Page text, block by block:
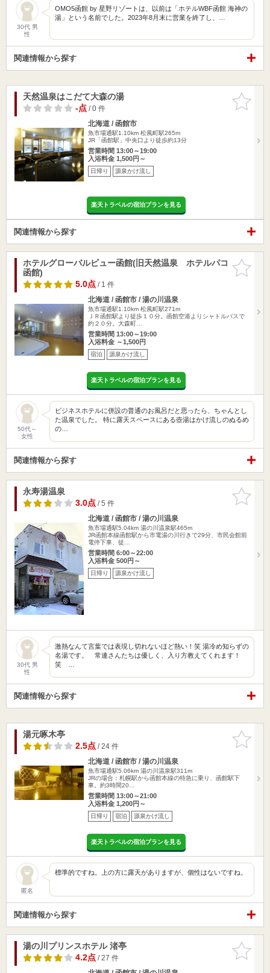
30代 男
性
OMO5函館 by 星野リゾートは、以前は「ホテルWBF函館 海神の
湯」という名前でした。2023年8月末に営業を終了し、…
関連情報から探す
お気に入
りに追加
天然温泉はこだて大森の湯
-点/ 0 件
北海道 / 函館市
魚市場通駅1.10km 松風町駅265m
JR「函館駅」中央口より徒歩約13分
営業時間 13:00～19:00
入浴料金 1,500円～
日帰り 源泉かけ流し
楽天トラベルの宿泊プランを見る
関連情報から探す
お気に入
りに追加
ホテルグローバルビュー函館(旧天然温泉 ホテルパコ
函館)
5.0点/ 1 件
北海道 / 函館市 / 湯の川温泉
魚市場通駅1.10km 松風町駅271m
ＪＲ函館駅より徒歩１０分。函館空港よりシャトルバスで
約２０分。大森町…
営業時間 13:00～19:00
入浴料金 ～1,500円
宿泊 源泉かけ流し
楽天トラベルの宿泊プランを見る
50代～
女性
ビジネスホテルに併設の普通のお風呂だと思ったら、ちゃんとし
た温泉でした。 特に露天スペースにある壺湯はかけ流しのぬるめ
の…
関連情報から探す
お気に入
りに追加
永寿湯温泉
3.0点/ 5 件
北海道 / 函館市 / 湯の川温泉
魚市場通駅5.04km 湯の川温泉駅465m
JR函館本線函館駅から市電湯の川行きで29分、市民会館前
電停下車、徒…
営業時間 6:00～22:00
入浴料金 500円～
日帰り 源泉かけ流し
30代 男
性
激熱なんて言葉では表現し切れないほど熱い！笑 湯冷め知らずの
名湯です。 常連さんたちは優しく、入り方教えてくれます！
笑 …
関連情報から探す
お気に入
りに追加
湯元啄木亭
2.5点/ 24 件
北海道 / 函館市 / 湯の川温泉
魚市場通駅5.06km 湯の川温泉駅311m
JRの場合：札幌駅から函館本線の特急に乗り、函館駅下
車。約3時間20…
営業時間 13:00～21:00
入浴料金 1,200円～
日帰り 宿泊 源泉かけ流し
楽天トラベルの宿泊プランを見る
匿名
標準的ですね。上の方に露天がありますが、個性はないですね。
関連情報から探す
お気に入
りに追加
湯の川プリンスホテル 渚亭
4.2点/ 27 件